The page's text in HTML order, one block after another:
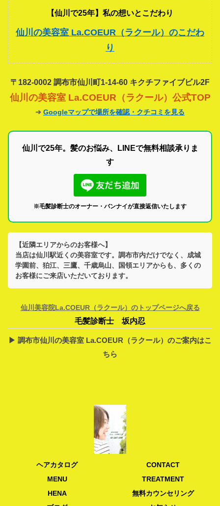
【仙川で25年】私の想いとこだわり
仙川の美容室 La.COEUR（ラクール）のこだわ
り
〒182-0002 調布市仙川町1-14-60 キクチファイブビル2F
仙川の美容室 La.COEUR（ラクール）公式TOP
➔ Googleマップで場所を確認・クチコミを見る
仙川で25年。髪のお悩み、LINEで無料相談承りま
す
※毛髪診断士のオーナー・バンナイが直接返信いたします
【近隣エリアからのお客様へ】
当店は仙川駅近くの美容室です。 調布市内だけでなく、 成城
学園前、狛江、三鷹、千歳烏山、国領エリアからも、多くの
お客様にご来店いただいております。
仙川美容院La.COEUR（ラクール）のトップページへ戻る
毛髪診断士 坂内忍
▶︎ 調布市仙川の美容室 La.COEUR（ラクール）のご案内はこ
ちら
ヘアカタログ
CONTACT
MENU
TREATMENT
HENA
無料カウンセリング